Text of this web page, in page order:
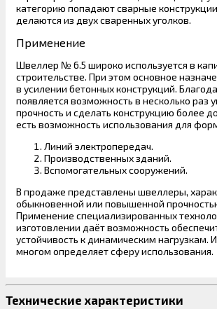
категорию попадают сварные
делаются из двух сваренных уголков.
Применение
Швеллер № 6.5 широко используется в
строительстве. При этом основное
в усилении бетонных конструкций.
появляется возможность в несколько раз
прочность и сделать конструкцию более
есть возможность использования для
Линий электропередач.
Производственных зданий.
Вспомогательных сооружений.
В продаже представлены швеллеры,
обыкновенной или повышенной
Применение специализированных
изготовлении даёт возможность
устойчивость к динамическим нагрузкам.
многом определяет сферу использования.
Технические характеристики